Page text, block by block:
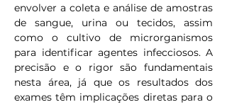
envolver a coleta e análise de amostras
de sangue, urina ou tecidos, assim
como o cultivo de microrganismos
para identificar agentes infecciosos. A
precisão e o rigor são fundamentais
nesta área, já que os resultados dos
exames têm implicações diretas para o